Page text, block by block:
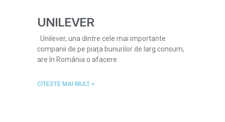
UNILEVER
Unilever, una dintre cele mai importante
companii de pe piața bunurilor de larg consum,
are în România o afacere
CITESTE MAI MULT >